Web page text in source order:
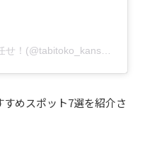
めスポット7選を紹介さ